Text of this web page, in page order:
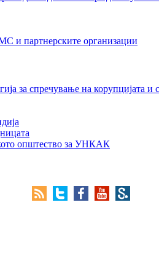
и партнерските организации
за спречување на
општество за УНКАК